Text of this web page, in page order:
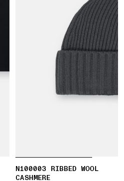
N100003 RIBBED WOOL
CASHMERE